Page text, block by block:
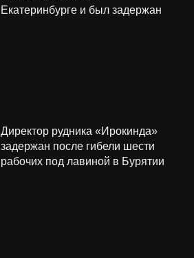
Екатеринбурге и был задержан
Директор рудника «Ирокинда»
задержан после гибели шести
рабочих под лавиной в Бурятии